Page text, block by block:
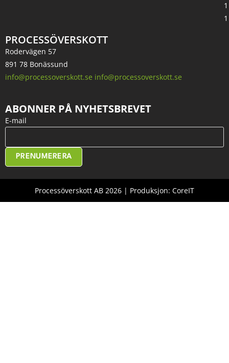
PROCESSÖVERSKOTT
Rodervägen 57
891 78 Bonässund
info@processoverskott.se info@processoverskott.se
1
1
ABONNER PÅ NYHETSBREVET
E-mail
PRENUMERERA
Processöverskott AB 2026 | Produksjon: CoreIT